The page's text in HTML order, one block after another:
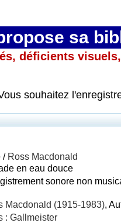
sa
déficients
souhaitez
/ Ross Macdonald
en eau douce
sonore non
Macdonald (1915-1983),
: Gallmeister